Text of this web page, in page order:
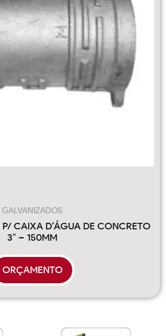
GALVANIZADOS
CAIXA D’ÁGUA DE CONCRETO
3″ – 150MM
ORÇAMENTO